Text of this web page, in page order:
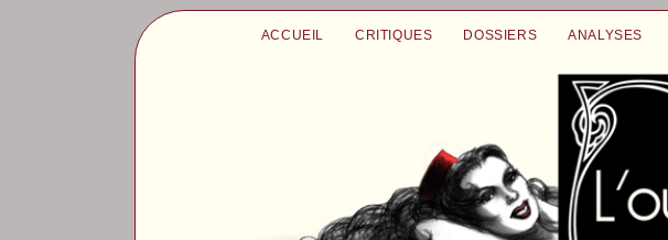
ACCUEIL CRITIQUES DOSSIERS ANALYSES